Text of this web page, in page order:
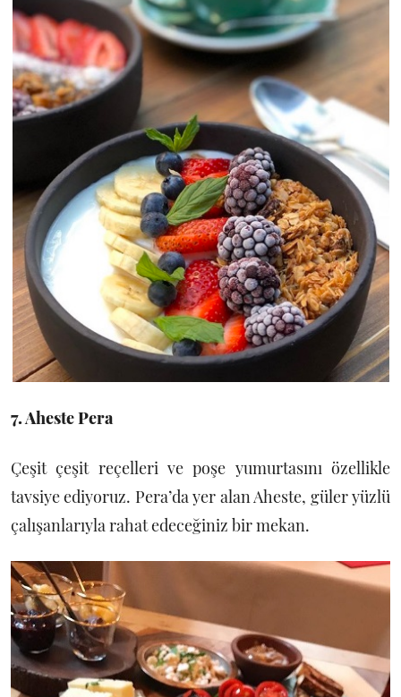
7. Aheste Pera
Çeşit çeşit reçelleri ve poşe yumurtasını özellikle
tavsiye ediyoruz. Pera’da yer alan Aheste, güler yüzlü
çalışanlarıyla rahat edeceğiniz bir mekan.